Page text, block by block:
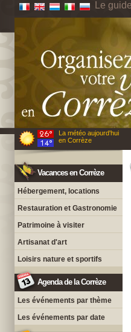
Le
La météo aujourd'hui
en Corrèze
Vacances en Corrèze
Hébergement, locations
Restauration et Gastronomie
Patrimoine à visiter
Artisanat d'art
Loisirs nature et sportifs
Agenda de la Corrèze
Les événements par thème
Les événements par date